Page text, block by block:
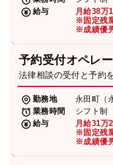
給与
月給38万
※固定残
※成績優
予約受付オペレ
法律相談の受付と予約
勤務地
永田町（
業務時間
シフト制
給与
月給31万
※固定残
※成績優